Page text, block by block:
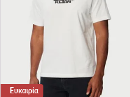
Ευκαιρία